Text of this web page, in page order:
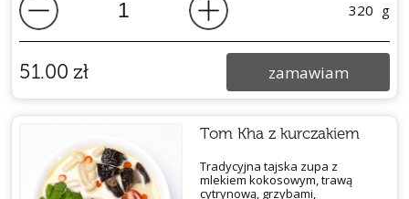
320 g
51.00 zł zamawiam
Tom Kha z kurczakiem
Tradycyjna tajska zupa z
mlekiem kokosowym, trawą
cytrynową, grzybami,